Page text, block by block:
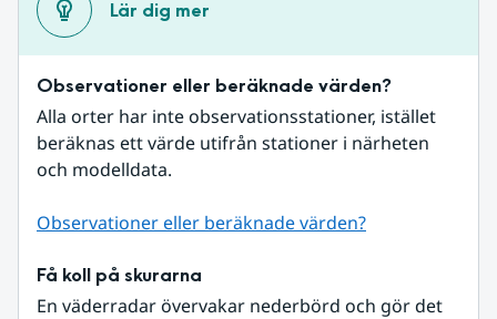
Lär dig mer
Observationer eller beräknade värden?
Alla orter har inte observationsstationer, istället
beräknas ett värde utifrån stationer i närheten
och modelldata.
Observationer eller beräknade värden?
Få koll på skurarna
En väderradar övervakar nederbörd och gör det